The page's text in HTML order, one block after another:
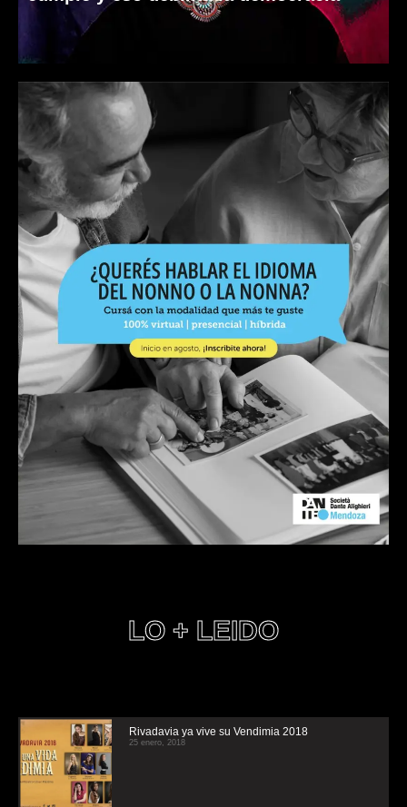
LO + LEIDO
Rivadavia ya vive su Vendimia 2018
25 enero, 2018